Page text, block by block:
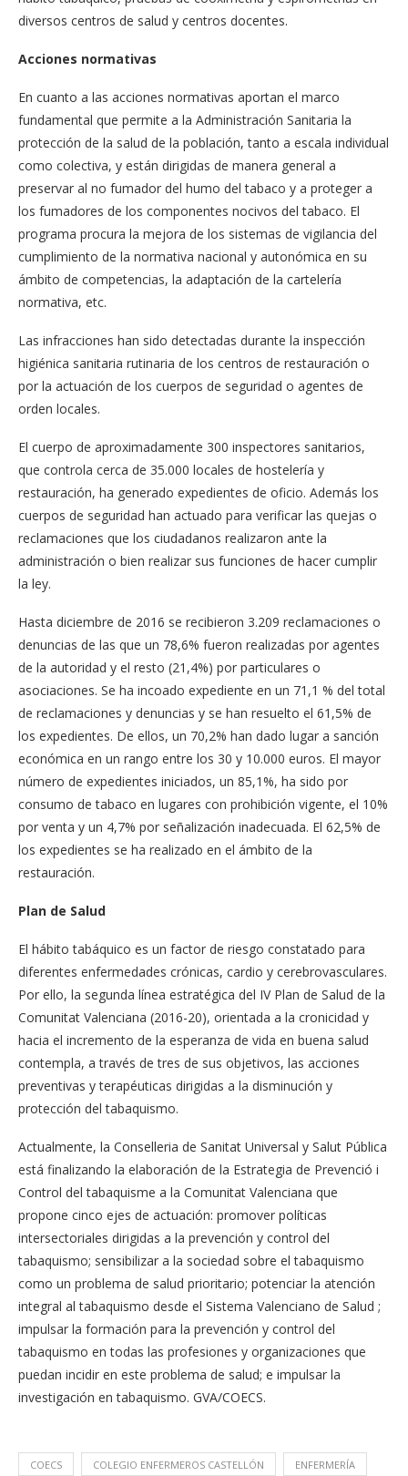
diversos centros de salud y centros docentes.
Acciones normativas
En cuanto a las acciones normativas aportan el marco
fundamental que permite a la Administración Sanitaria la
protección de la salud de la población, tanto a escala individual
como colectiva, y están dirigidas de manera general a
preservar al no fumador del humo del tabaco y a proteger a
los fumadores de los componentes nocivos del tabaco. El
programa procura la mejora de los sistemas de vigilancia del
cumplimiento de la normativa nacional y autonómica en su
ámbito de competencias, la adaptación de la cartelería
normativa, etc.
Las infracciones han sido detectadas durante la inspección
higiénica sanitaria rutinaria de los centros de restauración o
por la actuación de los cuerpos de seguridad o agentes de
orden locales.
El cuerpo de aproximadamente 300 inspectores sanitarios,
que controla cerca de 35.000 locales de hostelería y
restauración, ha generado expedientes de oficio. Además los
cuerpos de seguridad han actuado para verificar las quejas o
reclamaciones que los ciudadanos realizaron ante la
administración o bien realizar sus funciones de hacer cumplir
la ley.
Hasta diciembre de 2016 se recibieron 3.209 reclamaciones o
denuncias de las que un 78,6% fueron realizadas por agentes
de la autoridad y el resto (21,4%) por particulares o
asociaciones. Se ha incoado expediente en un 71,1 % del total
de reclamaciones y denuncias y se han resuelto el 61,5% de
los expedientes. De ellos, un 70,2% han dado lugar a sanción
económica en un rango entre los 30 y 10.000 euros. El mayor
número de expedientes iniciados, un 85,1%, ha sido por
consumo de tabaco en lugares con prohibición vigente, el 10%
por venta y un 4,7% por señalización inadecuada. El 62,5% de
los expedientes se ha realizado en el ámbito de la
restauración.
Plan de Salud
El hábito tabáquico es un factor de riesgo constatado para
diferentes enfermedades crónicas, cardio y cerebrovasculares.
Por ello, la segunda línea estratégica del IV Plan de Salud de la
Comunitat Valenciana (2016-20), orientada a la cronicidad y
hacia el incremento de la esperanza de vida en buena salud
contempla, a través de tres de sus objetivos, las acciones
preventivas y terapéuticas dirigidas a la disminución y
protección del tabaquismo.
Actualmente, la Conselleria de Sanitat Universal y Salut Pública
está finalizando la elaboración de la Estrategia de Prevenció i
Control del tabaquisme a la Comunitat Valenciana que
propone cinco ejes de actuación: promover políticas
intersectoriales dirigidas a la prevención y control del
tabaquismo; sensibilizar a la sociedad sobre el tabaquismo
como un problema de salud prioritario; potenciar la atención
integral al tabaquismo desde el Sistema Valenciano de Salud ;
impulsar la formación para la prevención y control del
tabaquismo en todas las profesiones y organizaciones que
puedan incidir en este problema de salud; e impulsar la
investigación en tabaquismo. GVA/COECS.
COECS COLEGIO ENFERMEROS CASTELLÓN ENFERMERÍA